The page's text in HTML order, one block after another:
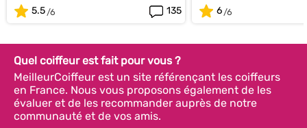
5.5
135
6
Quel coiffeur est fait pour vous ?
MeilleurCoiffeur est un site référençant les coiffeurs
en France. Nous vous proposons également de les
évaluer et de les recommander auprès de notre
communauté et de vos amis.